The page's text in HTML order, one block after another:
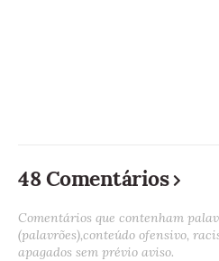
48 Comentários
Comentários que contenham
(palavrões),conteúdo ofensivo,
apagados sem prévio aviso.